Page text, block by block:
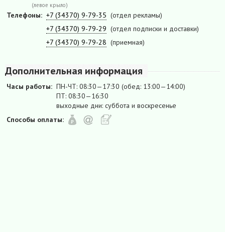
(левое крыло)
Телефоны: +7 (34370) 9-79-35 (отдел рекламы)
+7 (34370) 9-79-29 (отдел подписки и доставки)
+7 (34370) 9-79-28 (приемная)
Дополнительная информация
Часы работы: ПН-ЧТ: 08:30—17:30 (обед: 13:00—14:00)
ПТ: 08:30—16:30
выходные дни: суббота и воскресенье
Способы оплаты: